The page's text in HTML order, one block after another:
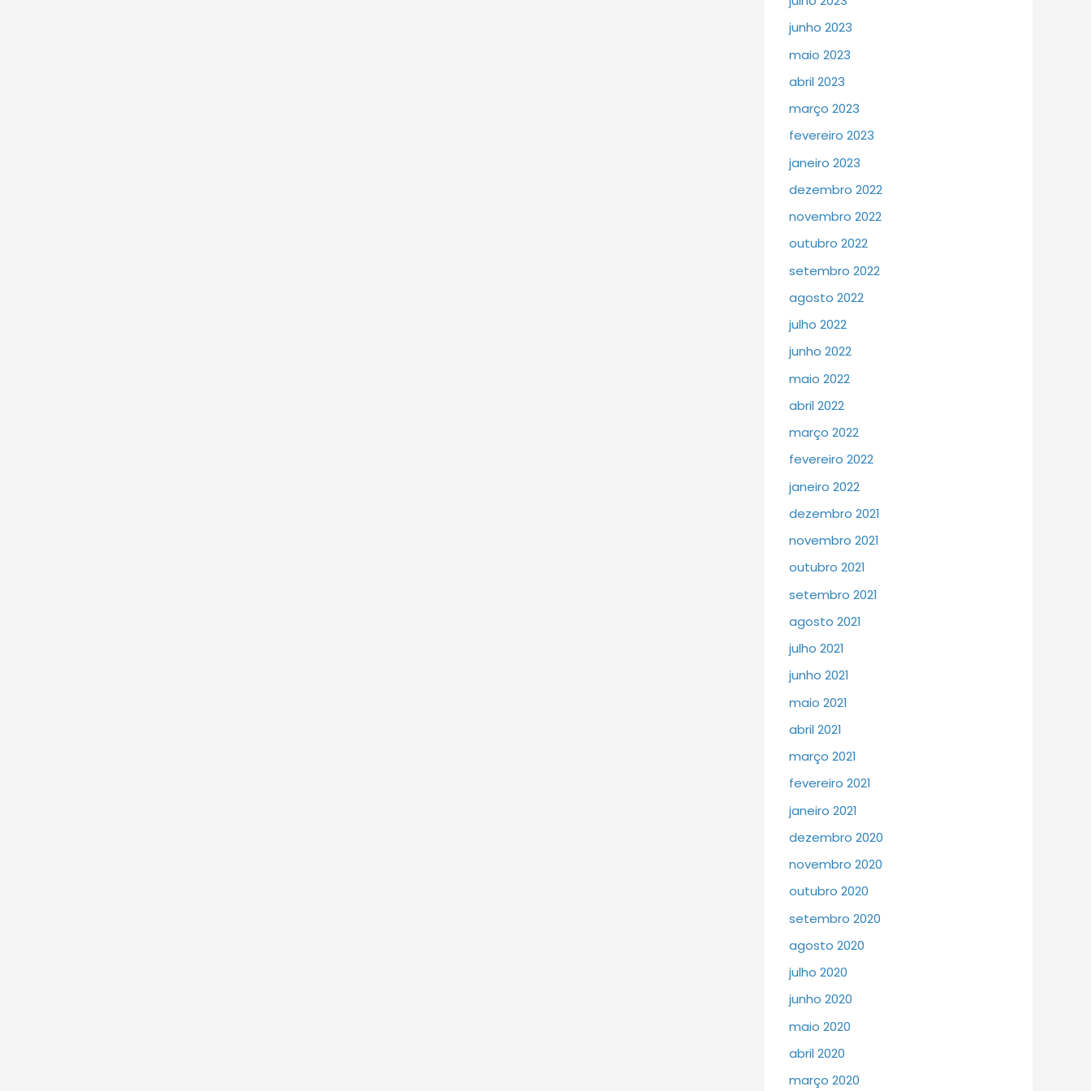
junho 2023
maio 2023
abril 2023
março 2023
fevereiro 2023
janeiro 2023
dezembro 2022
novembro 2022
outubro 2022
setembro 2022
agosto 2022
julho 2022
junho 2022
maio 2022
abril 2022
março 2022
fevereiro 2022
janeiro 2022
dezembro 2021
novembro 2021
outubro 2021
setembro 2021
agosto 2021
julho 2021
junho 2021
maio 2021
abril 2021
março 2021
fevereiro 2021
janeiro 2021
dezembro 2020
novembro 2020
outubro 2020
setembro 2020
agosto 2020
julho 2020
junho 2020
maio 2020
abril 2020
março 2020